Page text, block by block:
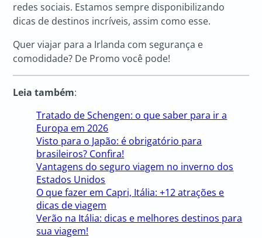
redes sociais. Estamos sempre disponibilizando
dicas de destinos incríveis, assim como esse.
Quer viajar para a Irlanda com segurança e
comodidade? De Promo você pode!
Leia também:
Tratado de Schengen: o que saber para ir a
Europa em 2026
Visto para o Japão: é obrigatório para
brasileiros? Confira!
Vantagens do seguro viagem no inverno dos
Estados Unidos
O que fazer em Capri, Itália: +12 atrações e
dicas de viagem
Verão na Itália: dicas e melhores destinos para
sua viagem!